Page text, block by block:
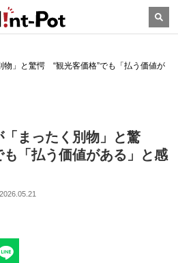
物」と驚愕 “観光客価格”でも「払う価値が
まったく別物」と驚
「払う価値がある」と感
2026.05.21